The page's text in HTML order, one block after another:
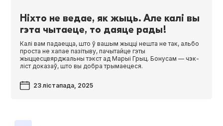
Ніхто не ведае, як жыць. Але калі вы
гэта чытаеце, то даяце рады!
Калі вам падаецца, што ў вашым жыцці нешта не так, альбо
проста не хапае пазітыву, пачытайце гэты
жыццесцвярджальны тэкст ад Марыі Грыц. Бонусам — чэк-
ліст доказаў, што вы добра трымаецеся.
23 лістапада, 2025